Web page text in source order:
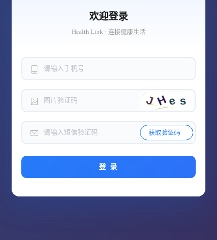
欢迎登录
Health Link · 连接健康生活
获取验证码
登 录
欢迎登录
Health Link · 连接健康生活
获取验证码
登 录